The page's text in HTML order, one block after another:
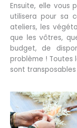
Ensuite, elle vous
utilisera pour sa
ateliers, les
que les vôtres,
budget, de
problème ! Toutes
sont